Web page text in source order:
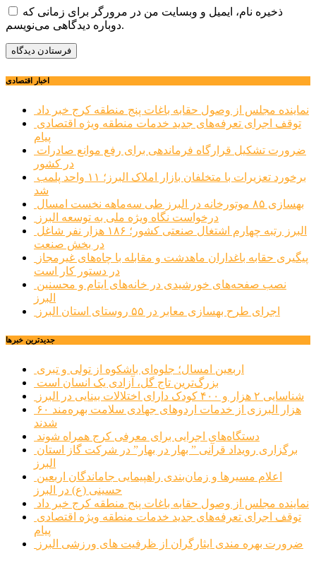
ذخیره نام، ایمیل و وبسایت من در مرورگر برای زمانی که
دوباره دیدگاهی می‌نویسم.
اخبار اقتصادی
نماینده مجلس از وصول حقابه باغات پنج منطقه کرج خبر داد
پیام
در کشور
شد
بهسازی ۸۵ موتورخانه در البرز طی سه‌ماهه نخست امسال
درخواست نگاه ویژه ملی به توسعه البرز
در بخش صنعت
در دستور کار است
البرز
اجرای طرح بهسازی معابر در ۵۵ روستای استان البرز
جديدترين خبرها
اربعین امسال؛ جلوه‌ای باشکوه از تولی و تبری
بزرگ‌ترین تاج گل، آزادی یک انسان است
شناسایی ۲ هزار و ۴۰۰ کودک دارای اختلالات بینایی در البرز
۶۰ هزار البرزی از خدمات اردوهای جهادی سلامت بهره‌مند
شدند
دستگاه‌های اجرایی برای معرفی کرج همراه شوند
البرز
حسینی (ع) در البرز
نماینده مجلس از وصول حقابه باغات پنج منطقه کرج خبر داد
پیام
ضرورت بهره مندی ایثارگران از ظرفیت های ورزشی البرز